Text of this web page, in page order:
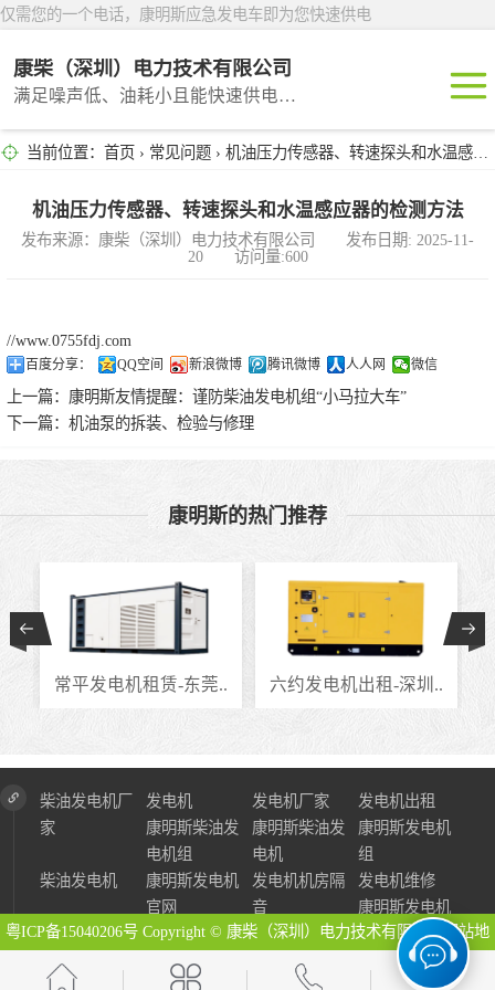
仅需您的一个电话，康明斯应急发电车即为您快速供电
康柴（深圳）电力技术有限公司
满足噪声低、油耗小且能快速供电的租赁产品
当前位置： 首页 › 常见问题 › 机油压力传感器、转速探头和水温感应器的检测方法
机油压力传感器、转速探头和水温感应器的检测方法
发布来源：康柴（深圳）电力技术有限公司 发布日期: 2025-11-
20 访问量:600
//www.0755fdj.com
百度分享： QQ空间 新浪微博 腾讯微博 人人网 微信
上一篇： 康明斯友情提醒：谨防柴油发电机组“小马拉大车”
下一篇： 机油泵的拆装、检验与修理
康明斯的热门推荐
常平发电机租赁-东莞.. 六约发电机出租-深圳..
柴油发电机厂
家
发电机 发电机厂家
发电机出租
康明斯柴油发
电机组
康明斯柴油发
电机
康明斯发电机
组
柴油发电机
康明斯发电机
官网
发电机机房隔
音
发电机维修
康明斯发电机
粤ICP备15040206号 Copyright © 康柴（深圳）电力技术有限公司 网站地
图
深圳租赁
东莞租赁
汕头租赁